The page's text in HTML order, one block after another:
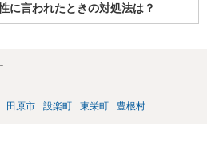
に言われたときの対処法は？
田原市 設楽町 東栄町 豊根村